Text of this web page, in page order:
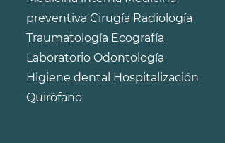
preventiva Cirugía Radiología
Traumatología Ecografía
Laboratorio Odontología
Higiene dental Hospitalización
Quirófano